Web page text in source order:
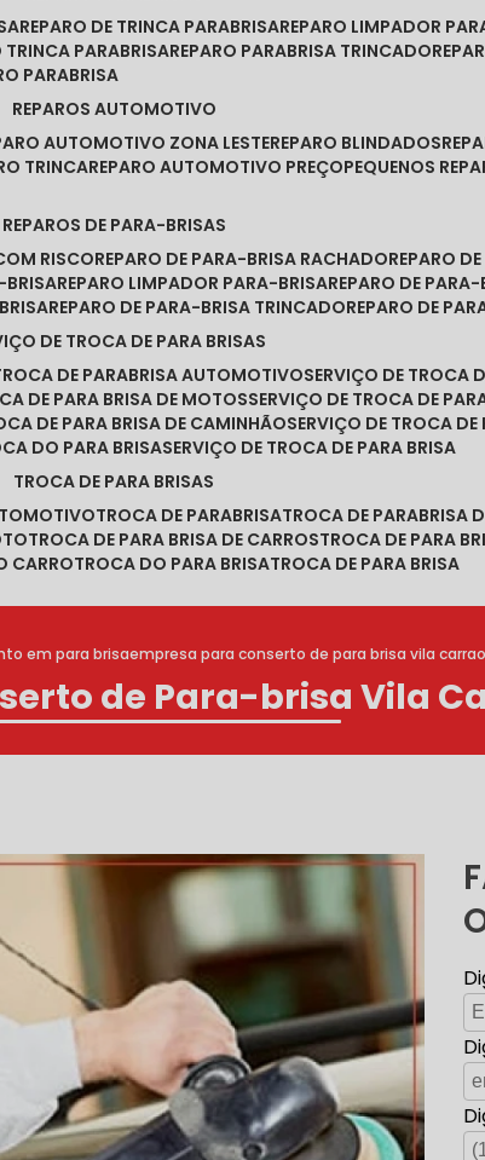
REPARO DE TRINCA PARABRISA REPARO LIMPADOR
TRINCA PARABRISA REPARO PARABRISA TRINCADO
PARABRISA
REPAROS AUTOMOTIVO
AUTOMOTIVO ZONA LESTE REPARO BLINDADOS
TRINCA REPARO AUTOMOTIVO PREÇO PEQUENOS
REPAROS DE PARA-BRISAS
RISCO REPARO DE PARA-BRISA RACHADO REPARO
BRISA REPARO LIMPADOR PARA-BRISA REPARO DE
REPARO DE PARA-BRISA TRINCADO REPARO DE
DE TROCA DE PARA BRISAS
DE PARABRISA AUTOMOTIVO SERVIÇO DE TROCA
DE PARA BRISA DE MOTOS SERVIÇO DE TROCA DE
DE PARA BRISA DE CAMINHÃO SERVIÇO DE TROCA
DO PARA BRISA SERVIÇO DE TROCA DE PARA BRISA
TROCA DE PARA BRISAS
TROCA DE PARABRISA TROCA DE PARABRISA
TROCA DE PARA BRISA DE CARROS TROCA DE PARA
CARRO TROCA DO PARA BRISA TROCA DE PARA BRISA
em para brisaempresa para conserto de para brisa vila carrao
de Para-brisa Vila